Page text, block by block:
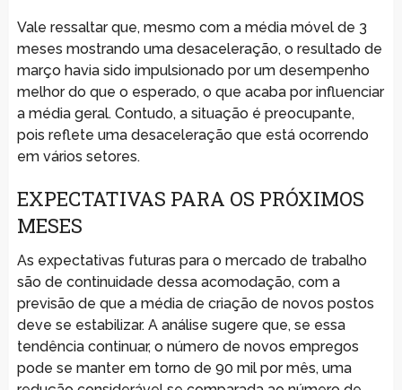
Vale ressaltar que, mesmo com a média móvel de 3
meses mostrando uma desaceleração, o resultado de
março havia sido impulsionado por um desempenho
melhor do que o esperado, o que acaba por influenciar
a média geral. Contudo, a situação é preocupante,
pois reflete uma desaceleração que está ocorrendo
em vários setores.
EXPECTATIVAS PARA OS PRÓXIMOS
MESES
As expectativas futuras para o mercado de trabalho
são de continuidade dessa acomodação, com a
previsão de que a média de criação de novos postos
deve se estabilizar. A análise sugere que, se essa
tendência continuar, o número de novos empregos
pode se manter em torno de 90 mil por mês, uma